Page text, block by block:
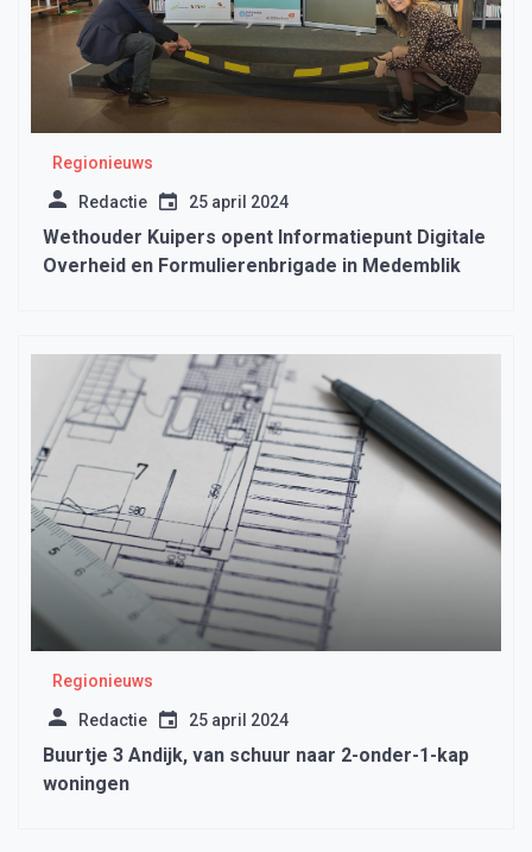
Regionieuws
Redactie 25 april 2024
Wethouder Kuipers opent Informatiepunt Digitale
Overheid en Formulierenbrigade in Medemblik
Regionieuws
Redactie 25 april 2024
Buurtje 3 Andijk, van schuur naar 2-onder-1-kap
woningen